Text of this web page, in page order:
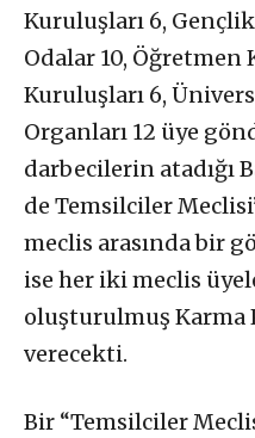
Kuruluşları 6,
Odalar 10, Öğretmen
Kuruluşları 6,
Organları 12 üye
darbecilerin atadığı
de Temsilciler
meclis arasında bir
ise her iki meclis
oluşturulmuş Karma
verecekti.
Bir “Temsilciler